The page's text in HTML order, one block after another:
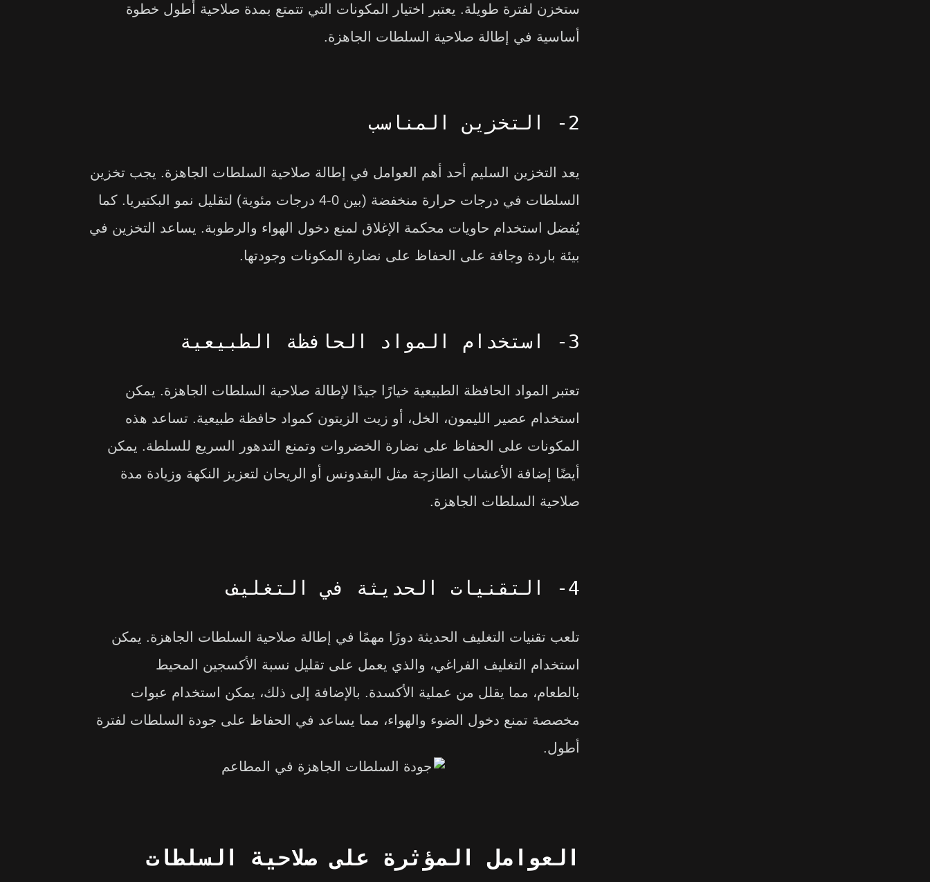
ستخزن لفترة طويلة. يعتبر اختيار المكونات التي تتمتع بمدة صلاحية أطول خطوة
أساسية في إطالة صلاحية السلطات الجاهزة.
2- التخزين المناسب
يعد التخزين السليم أحد أهم العوامل في إطالة صلاحية السلطات الجاهزة. يجب تخزين
السلطات في درجات حرارة منخفضة (بين 0-4 درجات مئوية) لتقليل نمو البكتيريا. كما
يُفضل استخدام حاويات محكمة الإغلاق لمنع دخول الهواء والرطوبة. يساعد التخزين في
بيئة باردة وجافة على الحفاظ على نضارة المكونات وجودتها.
3- استخدام المواد الحافظة الطبيعية
تعتبر المواد الحافظة الطبيعية خيارًا جيدًا لإطالة صلاحية السلطات الجاهزة. يمكن
استخدام عصير الليمون، الخل، أو زيت الزيتون كمواد حافظة طبيعية. تساعد هذه
المكونات على الحفاظ على نضارة الخضروات وتمنع التدهور السريع للسلطة. يمكن
أيضًا إضافة الأعشاب الطازجة مثل البقدونس أو الريحان لتعزيز النكهة وزيادة مدة
صلاحية السلطات الجاهزة.
4- التقنيات الحديثة في التغليف
تلعب تقنيات التغليف الحديثة دورًا مهمًا في إطالة صلاحية السلطات الجاهزة. يمكن
استخدام التغليف الفراغي، والذي يعمل على تقليل نسبة الأكسجين المحيط
بالطعام، مما يقلل من عملية الأكسدة. بالإضافة إلى ذلك، يمكن استخدام عبوات
مخصصة تمنع دخول الضوء والهواء، مما يساعد في الحفاظ على جودة السلطات لفترة
أطول.
العوامل المؤثرة على صلاحية السلطات